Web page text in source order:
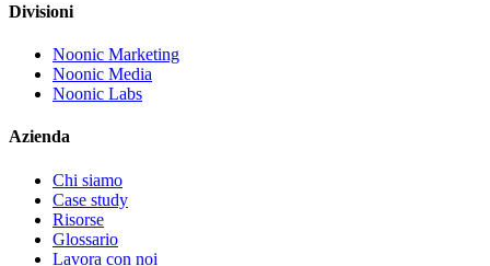
Divisioni
Noonic Marketing
Noonic Media
Noonic Labs
Azienda
Chi siamo
Case study
Risorse
Glossario
Lavora con noi